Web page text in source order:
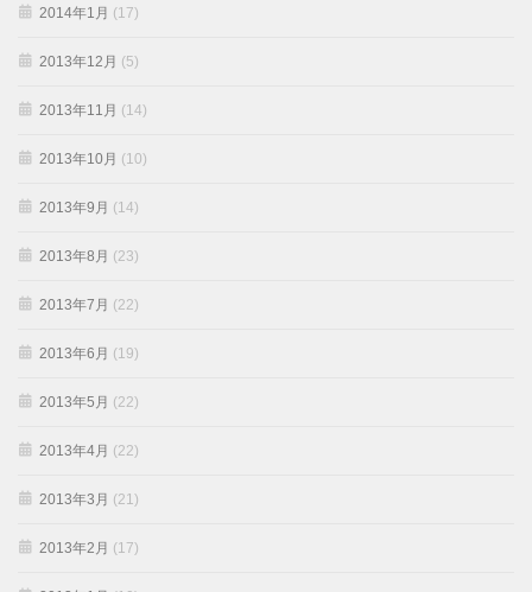
2014年1月 (17)
2013年12月 (5)
2013年11月 (14)
2013年10月 (10)
2013年9月 (14)
2013年8月 (23)
2013年7月 (22)
2013年6月 (19)
2013年5月 (22)
2013年4月 (22)
2013年3月 (21)
2013年2月 (17)